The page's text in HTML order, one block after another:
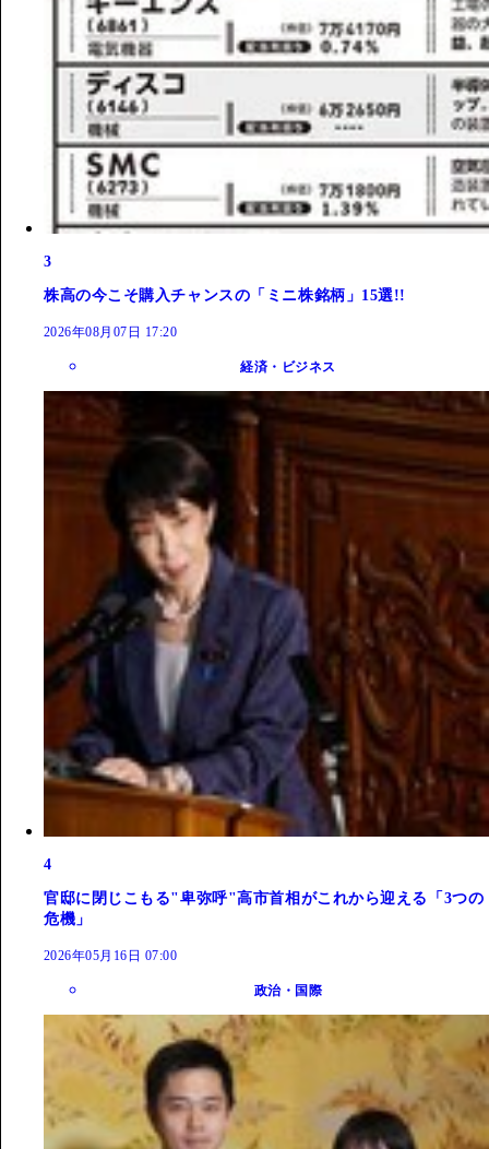
3
株高の今こそ購入チャンスの「ミニ株銘柄」15選!!
2026年08月07日 17:20
経済・ビジネス
4
官邸に閉じこもる"卑弥呼"高市首相がこれから迎える「3つの
危機」
2026年05月16日 07:00
政治・国際